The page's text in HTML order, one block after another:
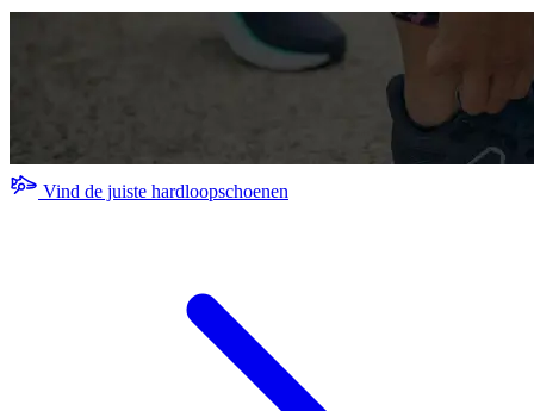
Vind de juiste hardloopschoenen